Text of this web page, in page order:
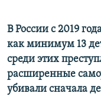
Все сайты РСЕ/
В России с 2019
как минимум 13
среди этих
расширенные
убивали сначала